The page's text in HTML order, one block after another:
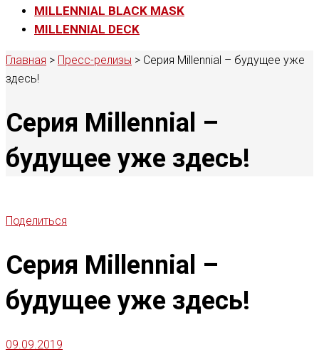
MILLENNIAL BLACK MASK
MILLENNIAL DECK
Главная > Пресс-релизы > Серия Millennial – будущее уже
здесь!
Серия Millennial –
будущее уже здесь!
Поделиться
Серия Millennial –
будущее уже здесь!
09.09.2019